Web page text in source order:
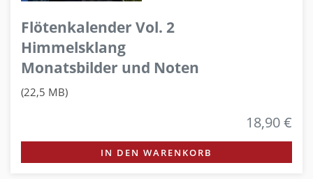
Flötenkalender Vol. 2
Himmelsklang
Monatsbilder und Noten
(22,5 MB)
18,90 €
IN DEN WARENKORB